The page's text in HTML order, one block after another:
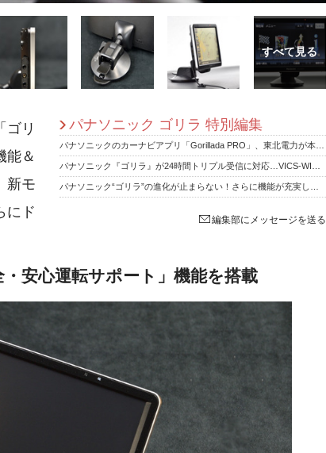
パナソニック ゴリラ 特別編集
編集部にメッセージを送る
ゴリ
能＆
新モ
にド
安心運転サポート」機能を搭載